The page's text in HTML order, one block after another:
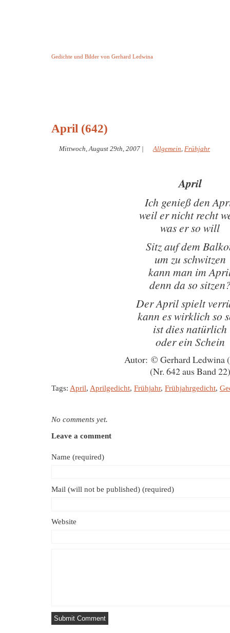
Gedichte und Bilder von Gerhard Ledwina
April (642)
Mittwoch, August 29th, 2007 | Allgemein, Frühjahr
April
Ich genieß den
weil er nicht recht
was er so will
Sitz auf dem
um zu schwitzen
kann man im
denn da so
Der April spielt
kann es wirklich so
ist dies natürlich
oder ein Schein
Autor: © Gerhard Ledwina
(Nr. 642 aus Band 22)
Tags: April, Aprilgedicht, Frühjahr, Frühjahrgedicht,
No comments yet.
Leave a comment
Name (required)
Mail (will not be published) (required)
Website